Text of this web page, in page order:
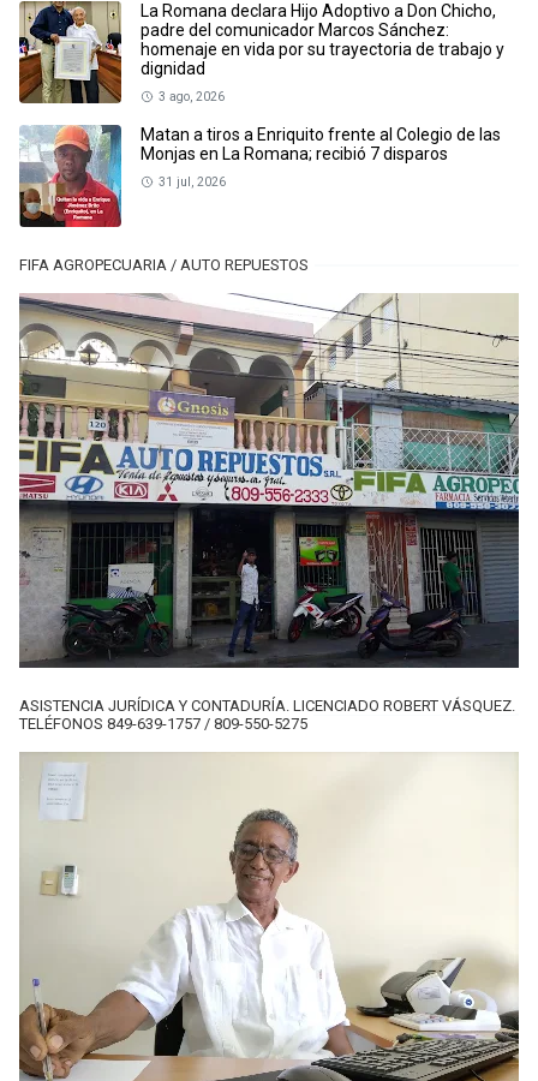
La Romana declara Hijo Adoptivo a Don Chicho,
padre del comunicador Marcos Sánchez:
homenaje en vida por su trayectoria de trabajo y
dignidad
3 ago, 2026
Matan a tiros a Enriquito frente al Colegio de las
Monjas en La Romana; recibió 7 disparos
31 jul, 2026
FIFA AGROPECUARIA / AUTO REPUESTOS
ASISTENCIA JURÍDICA Y CONTADURÍA. LICENCIADO ROBERT VÁSQUEZ.
TELÉFONOS 849-639-1757 / 809-550-5275